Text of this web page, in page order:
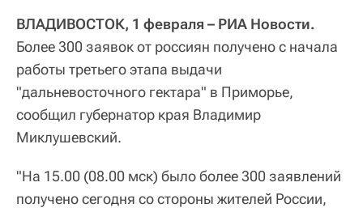
ВЛАДИВОСТОК, 1 февраля – РИА Новости.
Более 300 заявок от россиян получено с начала
работы третьего этапа выдачи
"дальневосточного гектара" в Приморье,
сообщил губернатор края Владимир
Миклушевский.
"На 15.00 (08.00 мск) было более 300 заявлений
получено сегодня со стороны жителей России,